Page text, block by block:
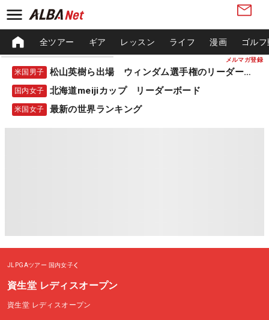
メルマガ登録
全ツアー ギア レッスン ライフ 漫画 ゴル
米国男子 松山英樹ら出場 ウィンダム選手権のリーダーボード
国内女子 北海道meijiカップ リーダーボード
米国女子 最新の世界ランキング
JLPGAツアー 国内女子
資生堂 レディスオープン
資生堂 レディスオープン